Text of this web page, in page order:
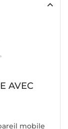
AVEC
mobile